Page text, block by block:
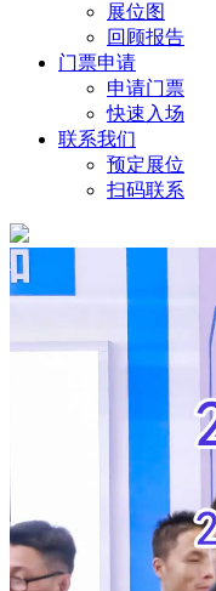
展位图
回顾报告
门票申请
申请门票
快速入场
联系我们
预定展位
扫码联系